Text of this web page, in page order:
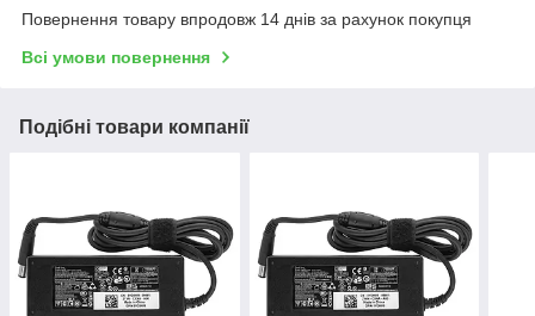
Повернення товару впродовж 14 днів за рахунок покупця
Всі умови повернення
Подібні товари компанії